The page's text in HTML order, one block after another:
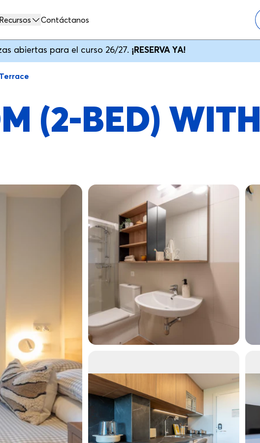
Contáctanos
abiertas para el curso 26/27. ¡RESERVA YA!
(2-BED) WITH